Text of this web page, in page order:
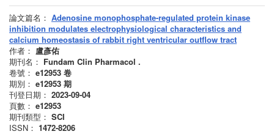
論文篇名： Adenosine monophosphate-regulated protein kinase
inhibition modulates electrophysiological characteristics and
calcium homeostasis of rabbit right ventricular outflow tract
作者： 盧彥佑
期刊名： Fundam Clin Pharmacol .
卷號： e12953 卷
期別： e12953 期
刊登日期： 2023-09-04
頁數： e12953
期刊類型： SCI
ISSN： 1472-8206